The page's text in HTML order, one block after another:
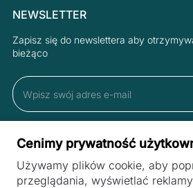
NEWSLETTER
Zapisz się do newslettera aby
bieżąco
Prywatności.
Cenimy prywatność
Używamy plików cookie, aby
przeglądania, wyświetlać